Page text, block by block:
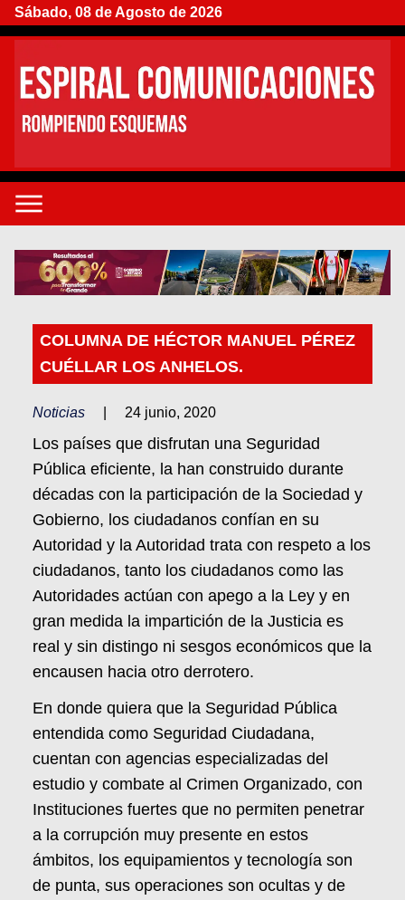
Sábado, 08 de Agosto de 2026
COLUMNA DE HÉCTOR MANUEL PÉREZ
CUÉLLAR LOS ANHELOS.
Noticias 24 junio, 2020
Los países que disfrutan una Seguridad
Pública eficiente, la han construido durante
décadas con la participación de la Sociedad y
Gobierno, los ciudadanos confían en su
Autoridad y la Autoridad trata con respeto a los
ciudadanos, tanto los ciudadanos como las
Autoridades actúan con apego a la Ley y en
gran medida la impartición de la Justicia es
real y sin distingo ni sesgos económicos que la
encausen hacia otro derrotero.
En donde quiera que la Seguridad Pública
entendida como Seguridad Ciudadana,
cuentan con agencias especializadas del
estudio y combate al Crimen Organizado, con
Instituciones fuertes que no permiten penetrar
a la corrupción muy presente en estos
ámbitos, los equipamientos y tecnología son
de punta, sus operaciones son ocultas y de